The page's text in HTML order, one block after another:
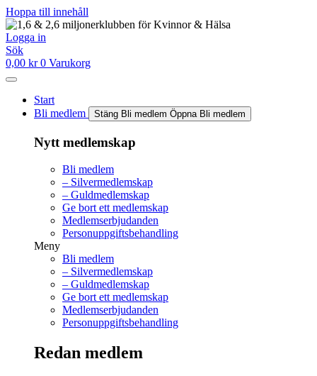
Hoppa till innehåll
Logga in
Sök
0,00 kr 0 Varukorg
Start
Bli medlem
Stäng Bli medlem Öppna Bli medlem
Nytt medlemskap
Bli medlem
– Silvermedlemskap
– Guldmedlemskap
Ge bort ett medlemskap
Medlemserbjudanden
Personuppgiftsbehandling
Meny
Bli medlem
– Silvermedlemskap
– Guldmedlemskap
Ge bort ett medlemskap
Medlemserbjudanden
Personuppgiftsbehandling
Redan medlem